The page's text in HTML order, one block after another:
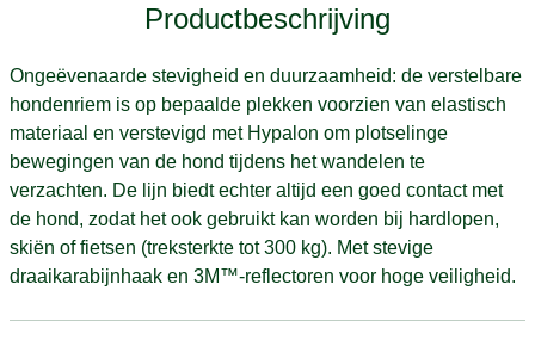
Productbeschrijving
Ongeëvenaarde stevigheid en duurzaamheid: de verstelbare
hondenriem is op bepaalde plekken voorzien van elastisch
materiaal en verstevigd met Hypalon om plotselinge
bewegingen van de hond tijdens het wandelen te
verzachten. De lijn biedt echter altijd een goed contact met
de hond, zodat het ook gebruikt kan worden bij hardlopen,
skiën of fietsen (treksterkte tot 300 kg). Met stevige
draaikarabijnhaak en 3M™-reflectoren voor hoge veiligheid.